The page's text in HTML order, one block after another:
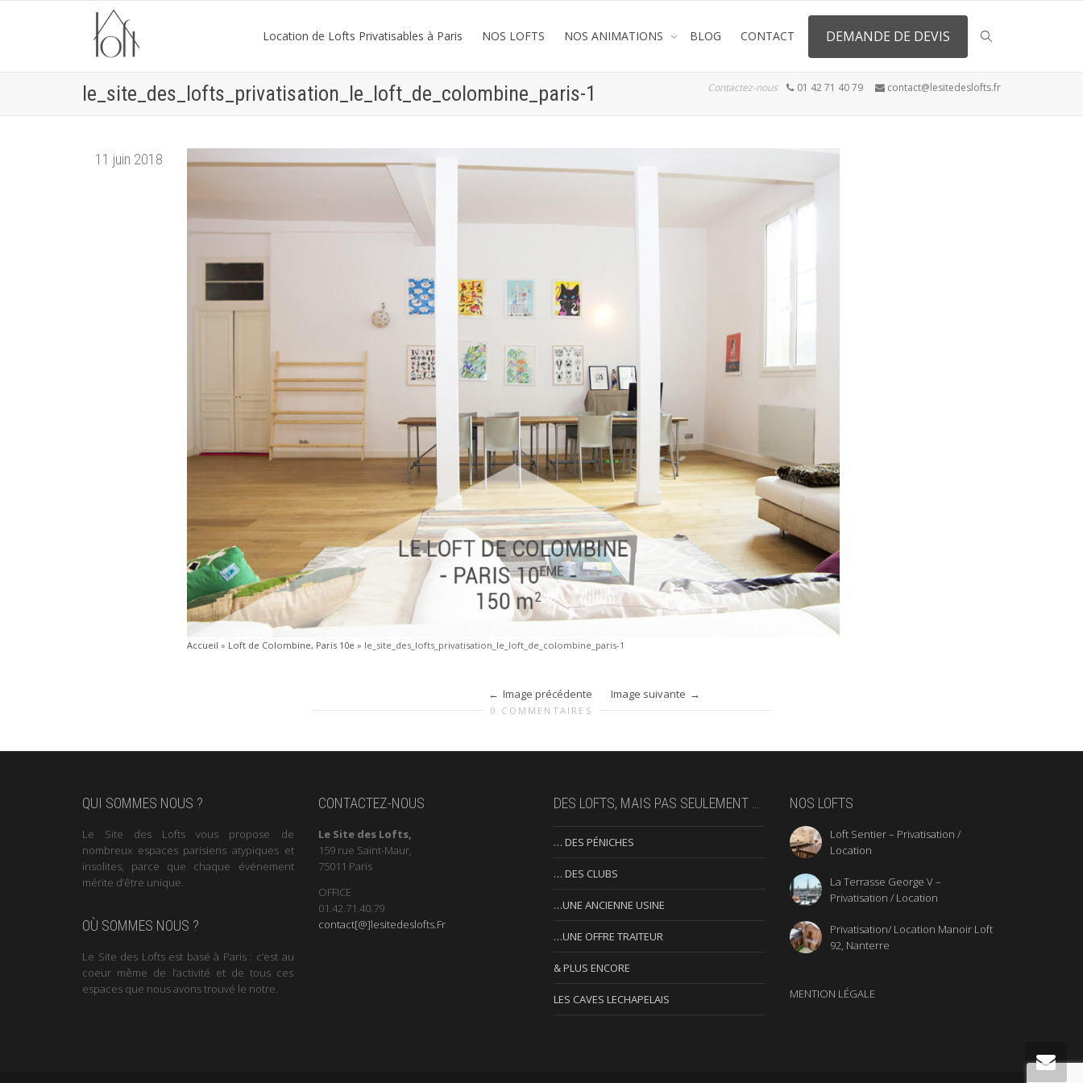
Location de Lofts Privatisables à Paris NOS LOFTS NOS ANIMATIONS BLOG CONTACT DEMANDE DE DEVIS
le_site_des_lofts_privatisation_le_loft_de_colombine_paris-1 Contactez-nous 01 42 71 40 79 contact@lesitedeslofts.fr
11 juin 2018
Accueil » Loft de Colombine, Paris 10e » le_site_des_lofts_privatisation_le_loft_de_colombine_paris-1
Image précédente Image suivante
0 COMMENTAIRES
QUI SOMMES NOUS ?
Le Site des Lofts vous propose de
nombreux espaces parisiens atypiques et
insolites, parce que chaque événement
mérite d’être unique.
OÙ SOMMES NOUS ?
Le Site des Lofts est basé à Paris : c’est au
coeur même de l’activité et de tous ces
espaces que nous avons trouvé le notre.
CONTACTEZ-NOUS
Le Site des Lofts,
159 rue Saint-Maur,
75011 Paris
OFFICE
01.42.71.40.79
contact[@]lesitedeslofts.Fr
DES LOFTS, MAIS PAS SEULEMENT …
… DES PÉNICHES
… DES CLUBS
…UNE ANCIENNE USINE
…UNE OFFRE TRAITEUR
& PLUS ENCORE
LES CAVES LECHAPELAIS
NOS LOFTS
Loft Sentier – Privatisation /
Location
La Terrasse George V –
Privatisation / Location
Privatisation/ Location Manoir Loft
92, Nanterre
MENTION LÉGALE